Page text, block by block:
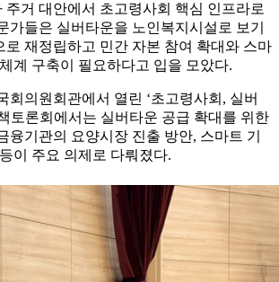
주거 대안에서 초고령사회 핵심 인프라로
가들은 실버타운을 노인복지시설로 보기
로 재정립하고 민간 자본 참여 확대와 스마
계 구축이 필요하다고 입을 모았다.
회의원회관에서 열린 ‘초고령사회, 실버
토론회에서는 실버타운 공급 확대를 위한
융기관의 요양시장 진출 방안, 스마트 기
이 주요 의제로 다뤄졌다.